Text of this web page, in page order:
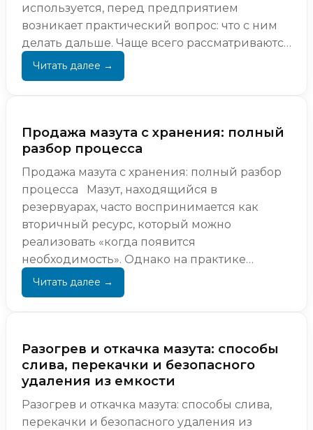
используется, перед предприятием
возникает практический вопрос: что с ним
делать дальше. Чаще всего рассматриваются
два варианта — продажа или утилизация....
Продажа мазута с хранения: полный
разбор процесса
Продажа мазута с хранения: полный разбор
процесса Мазут, находящийся в
резервуарах, часто воспринимается как
вторичный ресурс, который можно
реализовать «когда появится
необходимость». Однако на практике
продажа мазута с хранения — это
управляемый п...
Разогрев и откачка мазута: способы
слива, перекачки и безопасного
удаления из емкости
Разогрев и откачка мазута: способы слива,
перекачки и безопасного удаления из